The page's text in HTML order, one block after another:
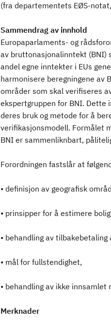
(fra departementets EØS-
Sammendrag av innhold
Europaparlaments- og
av bruttonasjonalinntekt (BNI)
andel egne inntekter i EUs
harmonisere beregningene av
områder som skal verifiseres
ekspertgruppen for BNI. Dette
deres bruk og metode for å
verifikasjonsmodell. Formålet
BNI er sammenliknbart,
Forordningen fastslår at
• definisjon av geografisk
• prinsipper for å estimere
• behandling av
• mål for fullstendighet,
• behandling av ikke innsamlet
Merknader